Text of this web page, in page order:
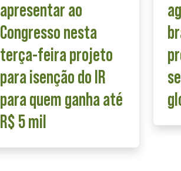
apresentar ao
Congresso nesta
terça-feira projeto
para isenção do IR
para quem ganha até
R$ 5 mil